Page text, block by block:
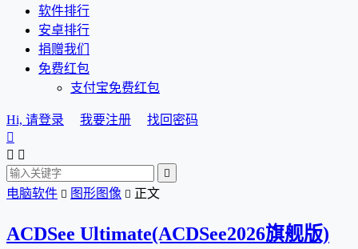
软件排行
安卓排行
捐赠我们
免费红包
支付宝免费红包
Hi, 请登录 我要注册
找回密码

 

电脑软件  图形图像  正文
ACDSee Ultimate(ACDSee2026旗舰版)